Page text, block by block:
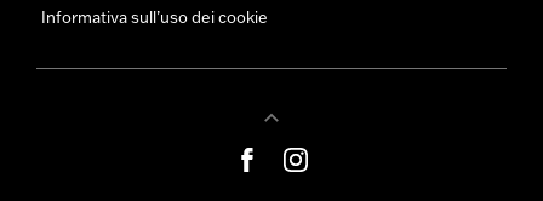
Informativa sull’uso dei cookie